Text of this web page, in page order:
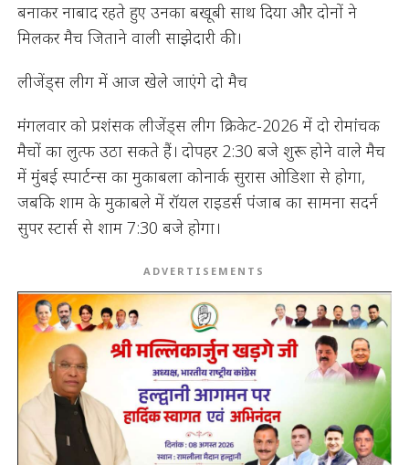
बनाकर नाबाद रहते हुए उनका बखूबी साथ दिया और दोनों ने
मिलकर मैच जिताने वाली साझेदारी की।
लीजेंड्स लीग में आज खेले जाएंगे दो मैच
मंगलवार को प्रशंसक लीजेंड्स लीग क्रिकेट-2026 में दो रोमांचक
मैचों का लुत्फ उठा सकते हैं। दोपहर 2:30 बजे शुरू होने वाले मैच
में मुंबई स्पार्टन्स का मुकाबला कोनार्क सुरास ओडिशा से होगा,
जबकि शाम के मुकाबले में रॉयल राइडर्स पंजाब का सामना सदर्न
सुपर स्टार्स से शाम 7:30 बजे होगा।
ADVERTISEMENTS